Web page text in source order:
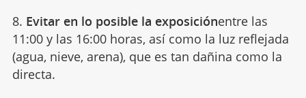
8. Evitar en lo posible la exposiciónentre las
11:00 y las 16:00 horas, así como la luz reflejada
(agua, nieve, arena), que es tan dañina como la
directa.